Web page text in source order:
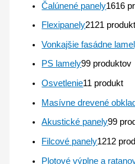
Čalúnené panely1616
Flexipanely2121
Vonkajšie fasádne
PS lamely99 produktov
Osvetlenie11 produkt
Masívne drevené
Akustické panely99
Filcové panely1212
Plotové výplne a